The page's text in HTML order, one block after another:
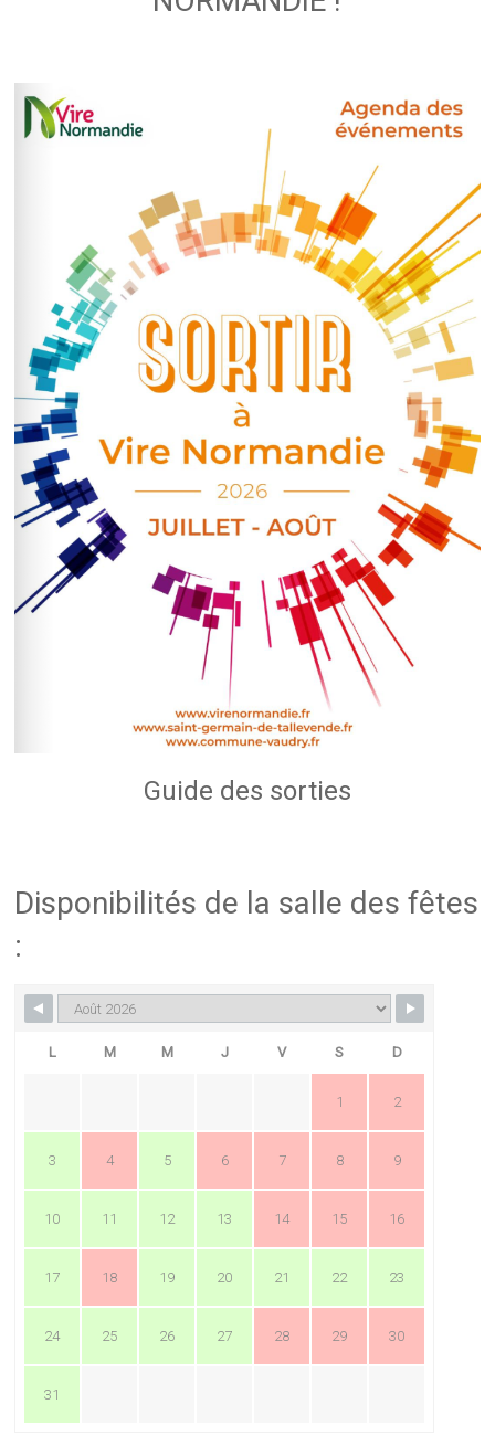
Guide des sorties
Disponibilités de la salle des fêtes
:
L M M J V S D
1 2
3 4 5 6 7 8 9
10 11 12 13 14 15 16
17 18 19 20 21 22 23
24 25 26 27 28 29 30
31